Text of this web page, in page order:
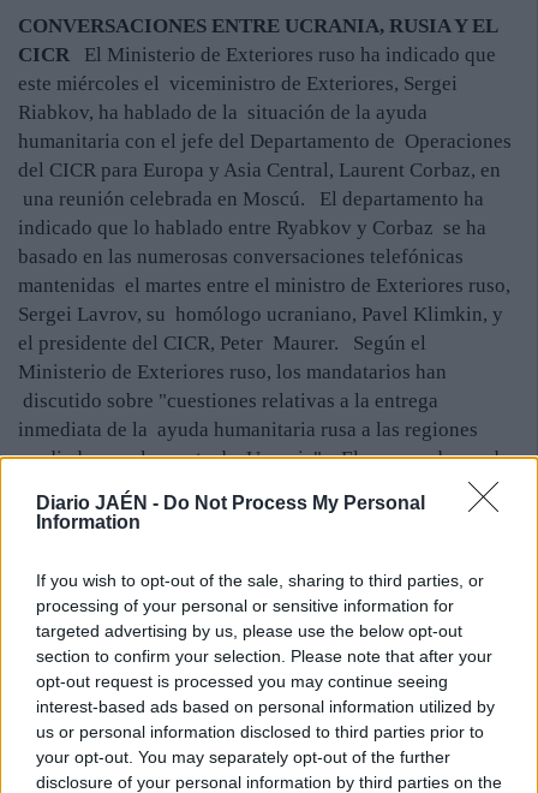
Diario JAÉN - Do Not Process My Personal
Information
If you wish to opt-out of the sale, sharing to third parties, or
processing of your personal or sensitive information for
targeted advertising by us, please use the below opt-out
section to confirm your selection. Please note that after your
opt-out request is processed you may continue seeing
interest-based ads based on personal information utilized by
us or personal information disclosed to third parties prior to
your opt-out. You may separately opt-out of the further
disclosure of your personal information by third parties on the
CONVERSACIONES ENTRE UCRANIA, RUSIA Y EL
CICR El Ministerio de Exteriores ruso ha indicado que
este miércoles el viceministro de Exteriores, Sergei
Riabkov, ha hablado de la situación de la ayuda
humanitaria con el jefe del Departamento de Operaciones
del CICR para Europa y Asia Central, Laurent Corbaz, en
una reunión celebrada en Moscú. El departamento ha
indicado que lo hablado entre Ryabkov y Corbaz se ha
basado en las numerosas conversaciones telefónicas
mantenidas el martes entre el ministro de Exteriores ruso,
Sergei Lavrov, su homólogo ucraniano, Pavel Klimkin, y
el presidente del CICR, Peter Maurer. Según el
Ministerio de Exteriores ruso, los mandatarios han
discutido sobre "cuestiones relativas a la entrega
inmediata de la ayuda humanitaria rusa a las regiones
asediadas en el sureste de Ucrania". El convoy de ayuda
humanitaria incluye alrededor de 270 camiones que
transportan unas 2.000 toneladas de ayuda básica para
Ucrania. Según las autoridades rusas, en el convoy hay
400 toneladas de trigo, 100 de azúcar, 62 de comida para
niños, 54 de medicinas e instrumentos médicos, 12.000
sacos de dormir y 69 unidades de energía.